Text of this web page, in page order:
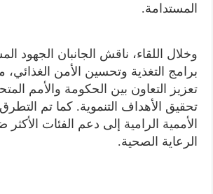
المستدامة.
وخلال اللقاء، ناقش الجانبان الجهود
برامج التغذية وتحسين الأمن الغذائي،
تعزيز التعاون بين الحكومة والأمم
تحقيق الأهداف التنموية. كما تم
الأممية الرامية إلى دعم الفئات
الرعاية الصحية.